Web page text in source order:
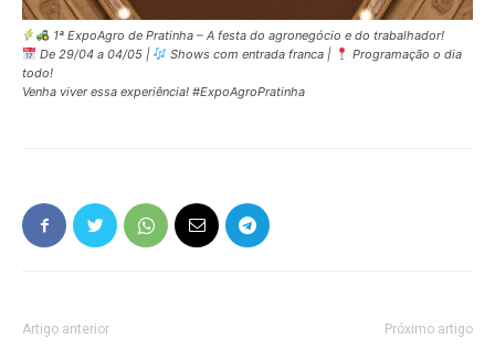
1ª ExpoAgro de Pratinha – A festa do agronegócio e do trabalhador!
De 29/04 a 04/05 |
Shows com entrada franca |
Programação o dia
todo!
Venha viver essa experiência! #ExpoAgroPratinha
Artigo anterior Próximo artigo